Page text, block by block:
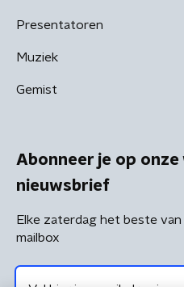
Presentatoren
Muziek
Gemist
Abonneer je op onze
nieuwsbrief
Elke zaterdag het beste van
mailbox